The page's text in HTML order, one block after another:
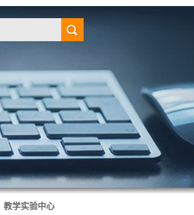
教学实验中心